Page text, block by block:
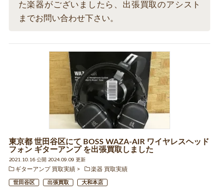
た楽器がございましたら、出張買取のアシスト
までお問い合わせ下さい。
東京都 世田谷区にて BOSS WAZA-AIR ワイヤレスヘッド
フォン ギターアンプ を出張買取しました
2021.10.16 公開 2024.09.09 更新
ギターアンプ 買取実績
楽器 買取実績
世田谷区 出張買取 大和本店